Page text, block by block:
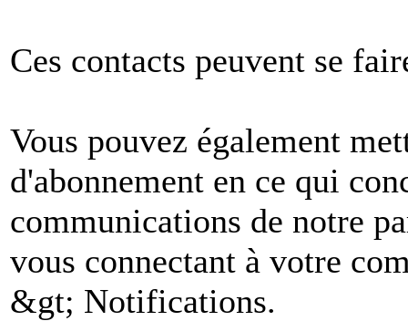
Ces contacts peuvent se
Vous pouvez également
d'abonnement en ce qui
communications de notre
vous connectant à votre
&gt; Notifications.